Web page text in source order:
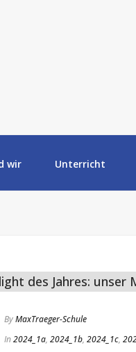
wir Unterricht
ByMaxTraeger-Schule
In2024_1a, 2024_1b, 2024_1c,